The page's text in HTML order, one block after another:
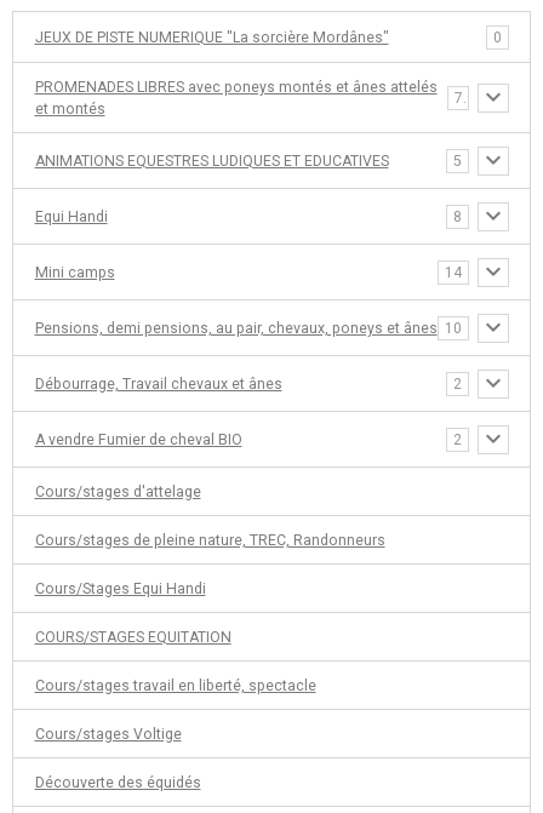
JEUX DE PISTE NUMERIQUE "La sorcière Mordânes" 0
PROMENADES LIBRES avec poneys montés et ânes attelés
et montés
ANIMATIONS EQUESTRES LUDIQUES ET EDUCATIVES 5
Equi Handi 8
Mini camps 14
Pensions, demi pensions, au pair, chevaux, poneys et ânes 10
Débourrage, Travail chevaux et ânes 2
A vendre Fumier de cheval BIO 2
Cours/stages d'attelage
Cours/stages de pleine nature, TREC, Randonneurs
Cours/Stages Equi Handi
COURS/STAGES EQUITATION
Cours/stages travail en liberté, spectacle
Cours/stages Voltige
Découverte des équidés